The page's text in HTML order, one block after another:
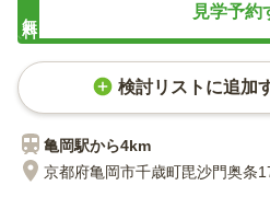
見学予約
検討リストに追加
亀岡駅から4km
京都府亀岡市千歳町毘沙門奥条